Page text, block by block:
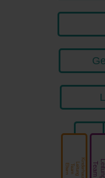
Kinderhaus
Leitung
Team
Eltern Leitung
Team